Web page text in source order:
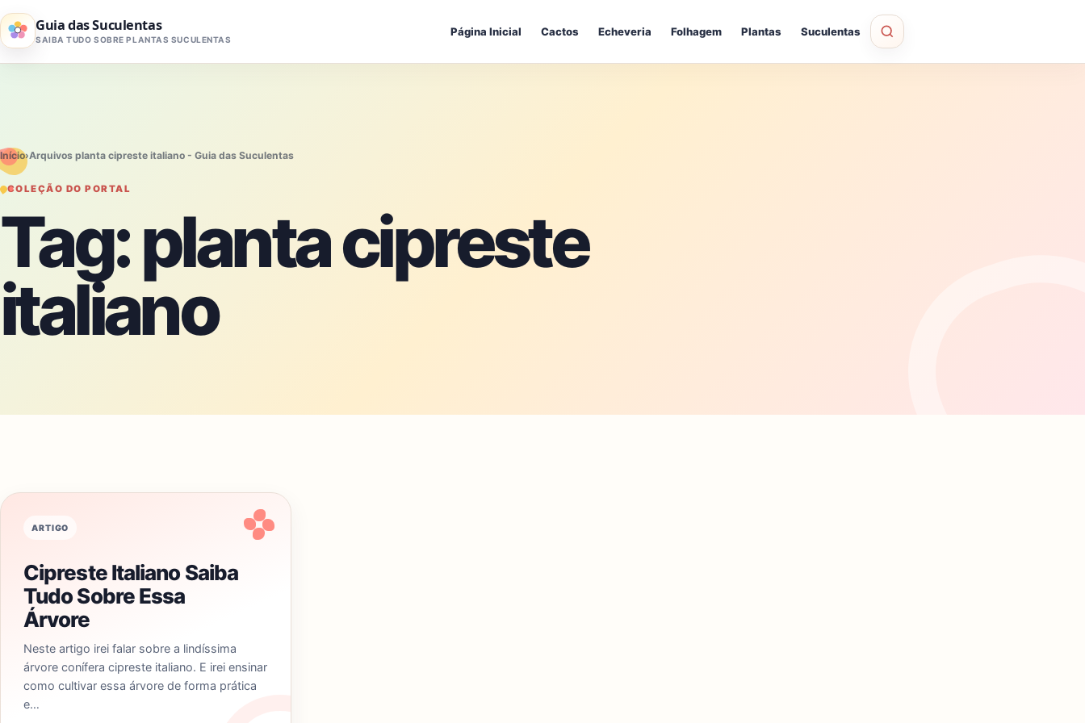
Pular para o conteúdo
Guia das Suculentas
SAIBA TUDO SOBRE PLANTAS SUCULENTAS
Página Inicial Cactos Echeveria Folhagem Plantas Suculentas
Início›Arquivos planta cipreste italiano - Guia das Suculentas
COLEÇÃO DO PORTAL
Tag:planta cipreste
italiano
ARTIGO
Cipreste Italiano Saiba
Tudo Sobre Essa
Árvore
Neste artigo irei falar sobre a lindíssima
árvore conífera cipreste italiano. E irei ensinar
como cultivar essa árvore de forma prática
e…